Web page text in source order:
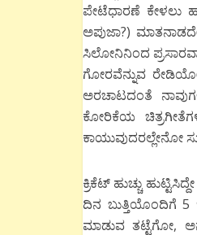
ಪೇಟೆಧಾರಣೆ ಕೇಳಲು
ಅಪುಜಾ?)
ಸಿಲೋನಿನಿಂದ
ಗೋರವೆನ್ನುವ
ಅರಚಾಟದಂತೆ
ಕೋರಿಕೆಯ
ಕಾಯುವುದರಲ್ಲೇನೋ
ಕ್ರಿಕೆಟ್ ಹುಚ್ಚು
ದಿನ ಬುತ್ತಿಯೊಂದಿಗೆ
ಮಾಡುವ ತಟ್ಟೆಗೋ,